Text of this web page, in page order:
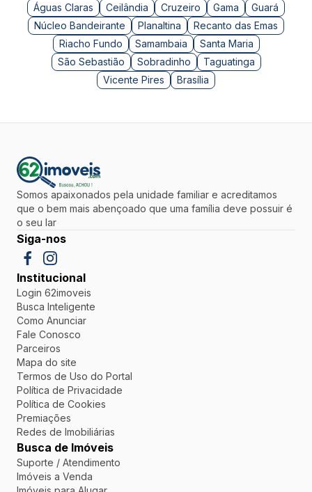
Águas Claras Ceilândia Cruzeiro Gama
Guará
Núcleo Bandeirante
Planaltina
Recanto das Emas
Riacho Fundo
Samambaia
Santa Maria
São Sebastião
Sobradinho
Taguatinga
Vicente Pires
Brasília
Somos apaixonados pela unidade familiar e acreditamos
que o bem mais abençoado que uma família deve possuir é
o seu lar
Siga-nos
Institucional
Login 62imoveis
Busca Inteligente
Como Anunciar
Fale Conosco
Parceiros
Mapa do site
Termos de Uso do Portal
Política de Privacidade
Política de Cookies
Premiações
Redes de Imobiliárias
Busca de Imóveis
Suporte / Atendimento
Imóveis a Venda